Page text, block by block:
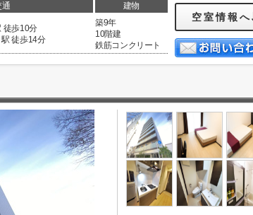
通 建物
徒歩10分
徒歩14分
築9年
10階建
鉄筋コンクリート
空室情報へ